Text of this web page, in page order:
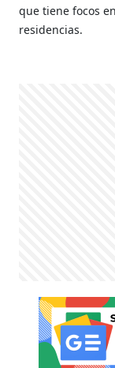
que tiene focos
residencias.